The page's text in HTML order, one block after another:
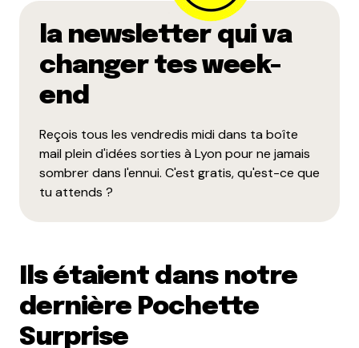
la newsletter qui va
changer tes week-
end
Reçois tous les vendredis midi dans ta boîte
mail plein d'idées sorties à Lyon pour ne jamais
sombrer dans l'ennui. C'est gratis, qu'est-ce que
tu attends ?
Ils étaient dans notre
dernière Pochette
Surprise